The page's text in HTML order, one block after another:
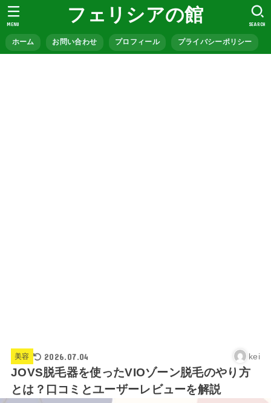
フェリシアの館
ホーム お問い合わせ プロフィール プライバシーポリシー
SEARCH
MENU
美容 2026.07.04 kei
JOVS脱毛器を使ったVIOゾーン脱毛のやり方
とは？口コミとユーザーレビューを解説